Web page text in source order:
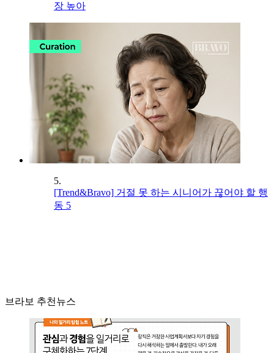
장 높아
5.
[Trend&Bravo] 거절 못 하는 시니어가 끊어야 할 행
동 5
브라보 추천뉴스